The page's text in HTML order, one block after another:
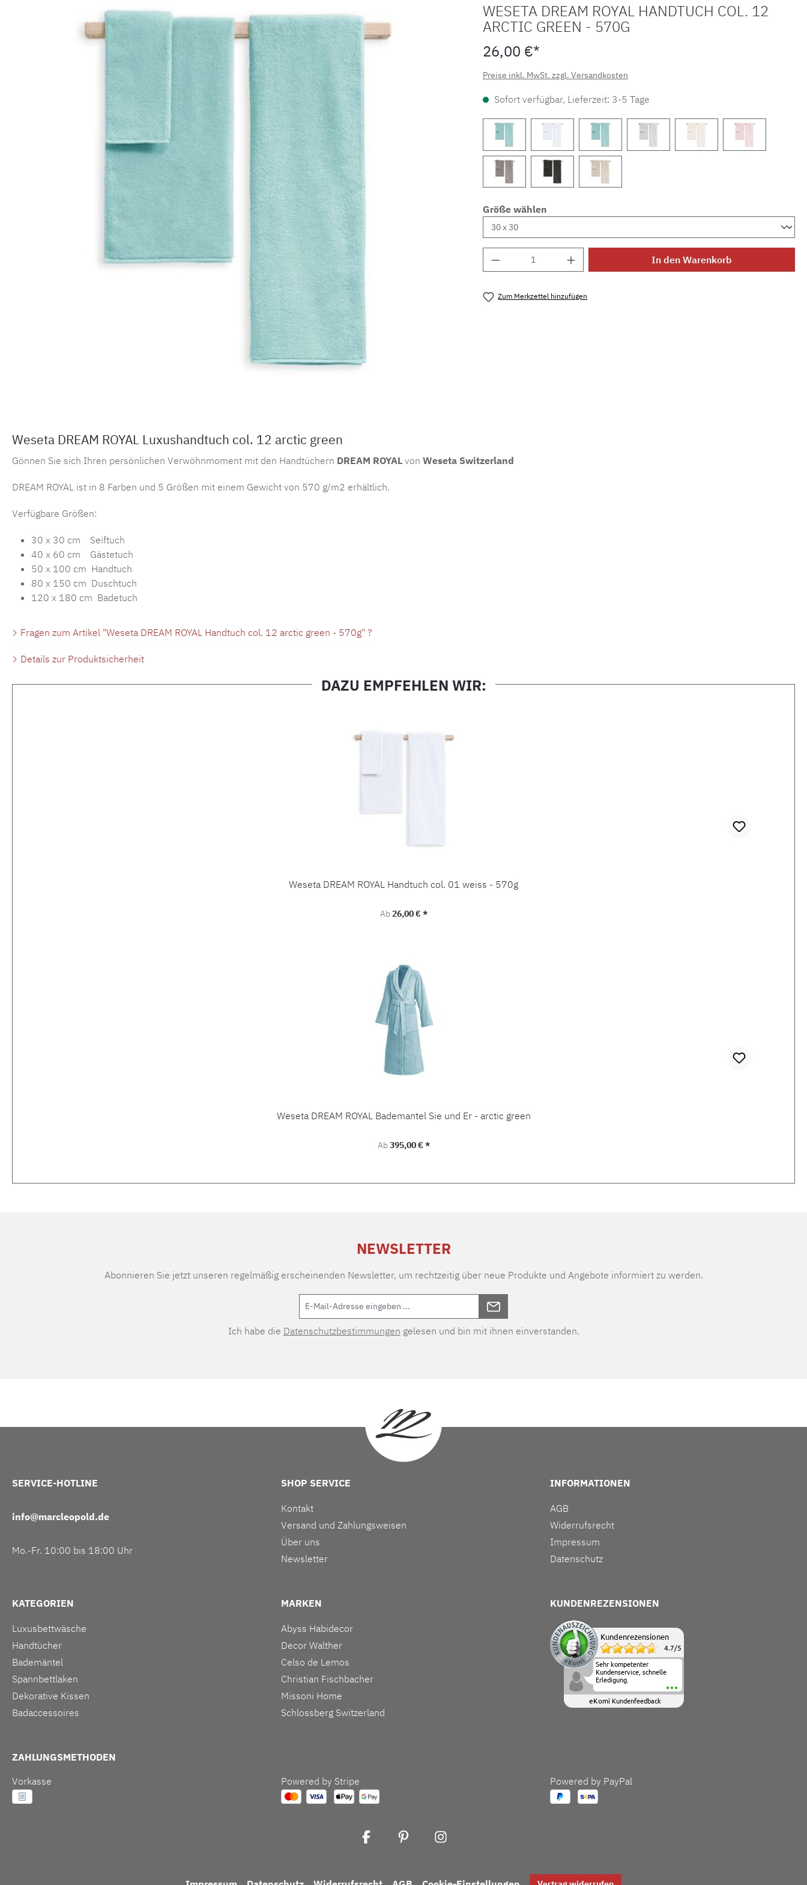
Bildergalerie überspringen
WESETA DREAM ROYAL HANDTUCH COL. 12
ARCTIC GREEN - 570G
26,00 €*
Preise inkl. MwSt. zzgl. Versandkosten
Sofort verfügbar, Lieferzeit: 3-5 Tage
Größe wählen
Produkt Anzahl: Gib den gewünschten Wert ein
In den Warenkorb
Zum Merkzettel hinzufügen
Weseta DREAM ROYAL Luxushandtuch col. 12 arctic green
Gönnen Sie sich Ihren persönlichen Verwöhnmoment mit den Handtüchern DREAM ROYAL von Weseta Switzerland
DREAM ROYAL ist in 8 Farben und 5 Größen mit einem Gewicht von 570 g/m2 erhältlich.
Verfügbare Größen:
30 x 30 cm Seiftuch
40 x 60 cm Gästetuch
50 x 100 cm Handtuch
80 x 150 cm Duschtuch
120 x 180 cm Badetuch
Fragen zum Artikel "Weseta DREAM ROYAL Handtuch col. 12 arctic green - 570g" ?
Details zur Produktsicherheit
DAZU EMPFEHLEN WIR:
Weseta DREAM ROYAL Handtuch col. 01 weiss - 570g
Regulärer Preis:
Ab26,00 € *
Weseta DREAM ROYAL Bademantel Sie und Er - arctic green
Regulärer Preis:
Ab395,00 € *
NEWSLETTER
Abonnieren Sie jetzt unseren regelmäßig erscheinenden Newsletter, um rechtzeitig über neue Produkte und Angebote informiert zu werden.
Ich habe die Datenschutzbestimmungen gelesen und bin mit ihnen einverstanden.
SERVICE-HOTLINE
info@marcleopold.de
Mo.-Fr. 10:00 bis 18:00 Uhr
SHOP SERVICE
Kontakt
Versand und Zahlungsweisen
Über uns
Newsletter
INFORMATIONEN
AGB
Widerrufsrecht
Impressum
Datenschutz
KATEGORIEN
Luxusbettwäsche
Handtücher
Bademäntel
Spannbettlaken
Dekorative Kissen
Badaccessoires
MARKEN
Abyss Habidecor
Decor Walther
Celso de Lemos
Christian Fischbacher
Missoni Home
Schlossberg Switzerland
KUNDENREZENSIONEN
Kundenrezensionen
4.7/5
Sehr kompetenter
Kundenservice, schnelle
Erledigung.
eKomi Kundenfeedback
ZAHLUNGSMETHODEN
Vorkasse
Powered by Stripe Powered by PayPal